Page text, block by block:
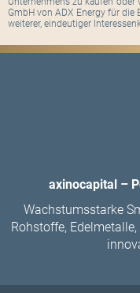
GmbH von ADX Energy für
weiterer, eindeutiger
axinocapital –
Wachstumsstarke
Rohstoffe,